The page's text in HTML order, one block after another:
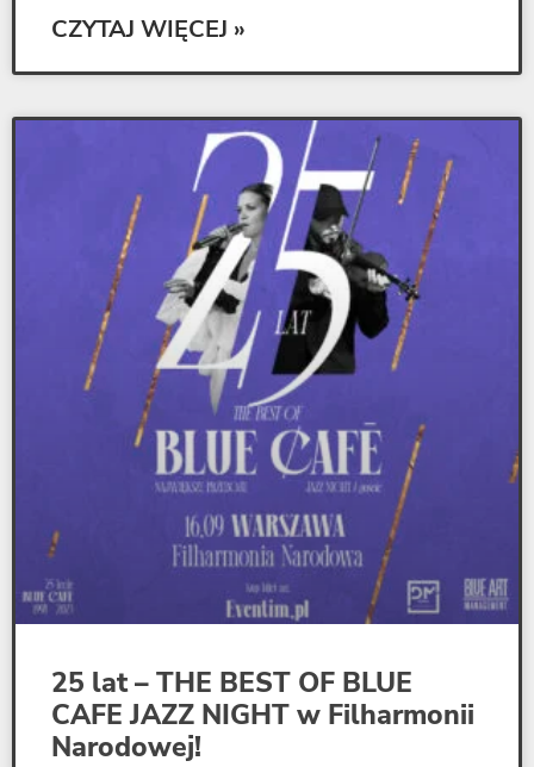
CZYTAJ WIĘCEJ »
25 lat – THE BEST OF BLUE
CAFE JAZZ NIGHT w Filharmonii
Narodowej!